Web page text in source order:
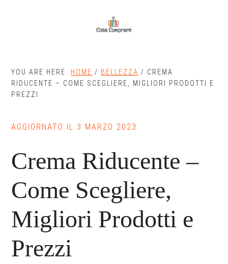
YOU ARE HERE: HOME / BELLEZZA / CREMA
RIDUCENTE – COME SCEGLIERE, MIGLIORI PRODOTTI E
PREZZI
AGGIORNATO IL 3 MARZO 2023
Crema Riducente –
Come Scegliere,
Migliori Prodotti e
Prezzi